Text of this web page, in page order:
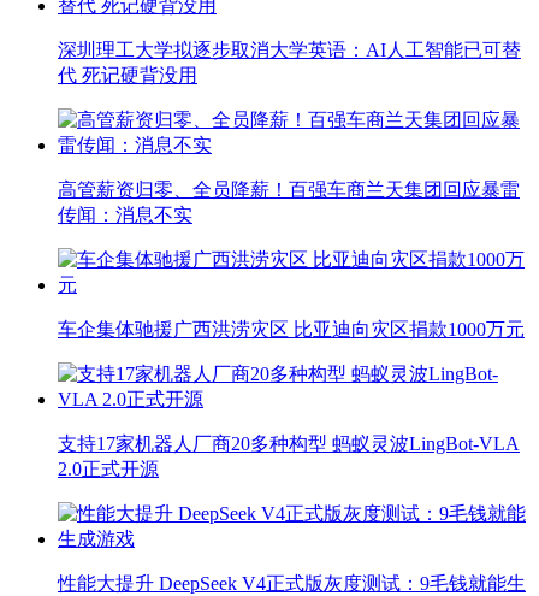
深圳理工大学拟逐步取消大学英语：AI人工智能已可替
代 死记硬背没用
高管薪资归零、全员降薪！百强车商兰天集团回应暴雷
传闻：消息不实
车企集体驰援广西洪涝灾区 比亚迪向灾区捐款1000万元
支持17家机器人厂商20多种构型 蚂蚁灵波LingBot-VLA
2.0正式开源
性能大提升 DeepSeek V4正式版灰度测试：9毛钱就能生